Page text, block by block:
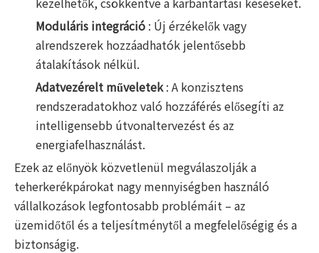
Moduláris integráció : Új érzékelők vagy
alrendszerek hozzáadhatók jelentősebb
átalakítások nélkül.
Adatvezérelt műveletek: A konzisztens
rendszeradatokhoz való hozzáférés elősegíti az
intelligensebb útvonaltervezést és az
energiafelhasználást.
Ezek az előnyök közvetlenül megválaszolják a
teherkerékpárokat nagy mennyiségben használó
vállalkozások legfontosabb problémáit – az
üzemidőtől és a teljesítménytől a megfelelőségig és a
biztonságig.